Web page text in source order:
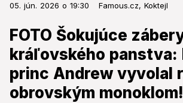
05. jún. 2026 o 19:30 Famous.cz, Koktejl
FOTO Šokujúce
kráľovského panstva:
princ Andrew vyvolal
obrovským monoklom!
FOTO Šokujúce zábery z
kráľovského panstva:
princ Andrew vyvolal
obrovským monoklom!
Od minulého mesiaca sa na verejnosti